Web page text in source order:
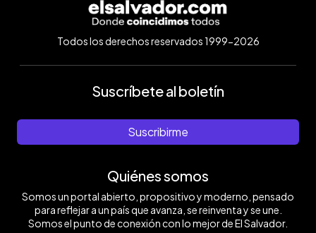
Todos los derechos reservados 1999-2026
Suscríbete al boletín
Suscribirme
Quiénes somos
Somos un portal abierto, propositivo y moderno, pensado
para reflejar a un país que avanza, se reinventa y se une.
Somos el punto de conexión con lo mejor de El Salvador.